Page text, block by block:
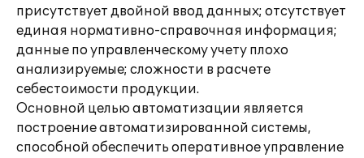
присутствует двойной ввод данных; отсутствует
единая нормативно-справочная информация;
данные по управленческому учету плохо
анализируемые; сложности в расчете
себестоимости продукции.
Основной целью автоматизации является
построение автоматизированной системы,
способной обеспечить оперативное управление